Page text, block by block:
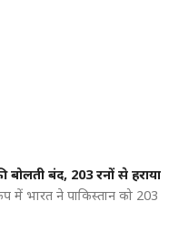
बोलती बंद, 203 रनों से हराया
में भारत ने पाकिस्तान को 203